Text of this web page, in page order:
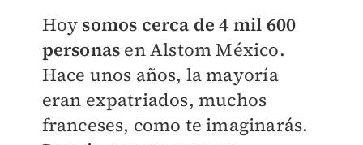
Hoy somos cerca de 4 mil 600
personas en Alstom México.
Hace unos años, la mayoría
eran expatriados, muchos
franceses, como te imaginarás.